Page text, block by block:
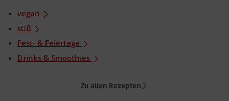
vegan
süß
Fest- & Feiertage
Drinks & Smoothies
Zu allen Rezepten